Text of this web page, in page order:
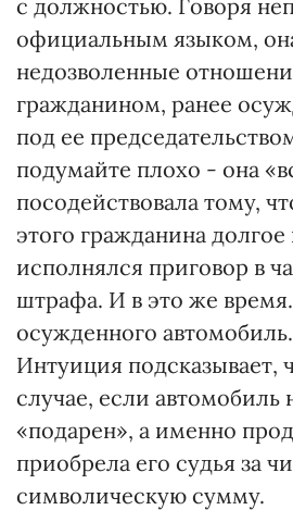
с должностью. Говоря
официальным языком,
недозволенные
гражданином, ранее
под ее
подумайте плохо - она
посодействовала тому,
этого гражданина
исполнялся приговор в
штрафа. И в это же
осужденного
Интуиция подсказывает,
случае, если автомобиль
«подарен», а именно
приобрела его судья за
символическую сумму.